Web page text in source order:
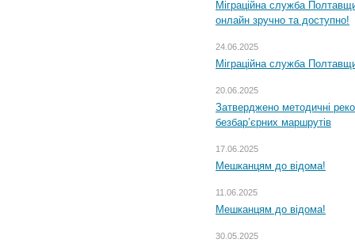
Міграційна служба
онлайн зручно та доступно!
24.06.2025
Міграційна служба
20.06.2025
Затверджено методичні
безбар’єрних маршрутів
17.06.2025
Мешканцям до відома!
11.06.2025
Мешканцям до відома!
30.05.2025